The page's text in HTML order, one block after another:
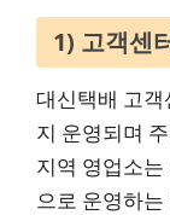
1) 고객센
대신택배 고
지 운영되며
지역 영업소
으로 운영하